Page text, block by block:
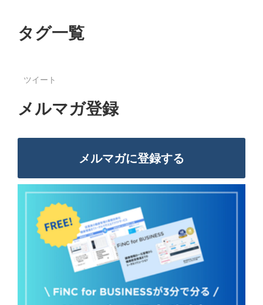
タグ一覧
ツイート
メルマガ登録
メルマガに登録する